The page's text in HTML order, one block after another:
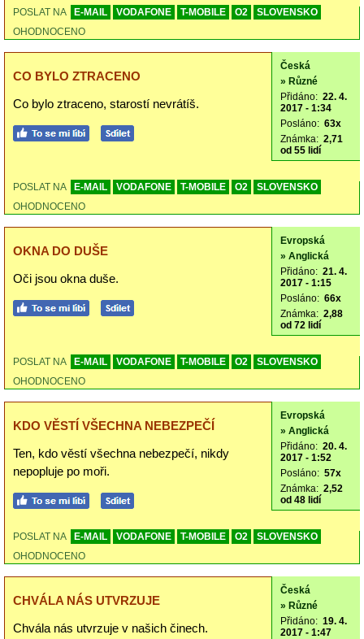
POSLAT NA E-MAIL VODAFONE T-MOBILE O2
SLOVENSKO
OHODNOCENO
CO BYLO ZTRACENO
Co bylo ztraceno, starostí nevrátíš.
Česká
» Různé
Přidáno: 22. 4.
2017 - 1:34
Posláno: 63x
Známka: 2,71
od 55 lidí
POSLAT NA E-MAIL VODAFONE T-MOBILE O2
SLOVENSKO
OHODNOCENO
OKNA DO DUŠE
Oči jsou okna duše.
Evropská
» Anglická
Přidáno: 21. 4.
2017 - 1:15
Posláno: 66x
Známka: 2,88
od 72 lidí
POSLAT NA E-MAIL VODAFONE T-MOBILE O2
SLOVENSKO
OHODNOCENO
KDO VĚSTÍ VŠECHNA NEBEZPEČÍ
Ten, kdo věstí všechna nebezpečí, nikdy
nepopluje po moři.
Evropská
» Anglická
Přidáno: 20. 4.
2017 - 1:52
Posláno: 57x
Známka: 2,52
od 48 lidí
POSLAT NA E-MAIL VODAFONE T-MOBILE O2
SLOVENSKO
OHODNOCENO
CHVÁLA NÁS UTVRZUJE
Chvála nás utvrzuje v našich činech.
Česká
» Různé
Přidáno: 19. 4.
2017 - 1:47